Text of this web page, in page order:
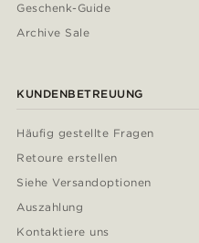
Geschenk-Guide
Archive Sale
KUNDENBETREUUNG
Häufig gestellte Fragen
Retoure erstellen
Siehe Versandoptionen
Auszahlung
Kontaktiere uns